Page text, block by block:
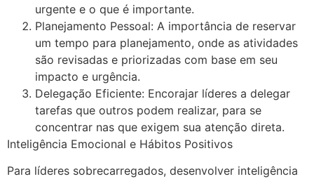
urgente e o que é importante.
Planejamento Pessoal: A importância de reservar
um tempo para planejamento, onde as atividades
são revisadas e priorizadas com base em seu
impacto e urgência.
Delegação Eficiente: Encorajar líderes a delegar
tarefas que outros podem realizar, para se
concentrar nas que exigem sua atenção direta.
Inteligência Emocional e Hábitos Positivos
Para líderes sobrecarregados, desenvolver inteligência